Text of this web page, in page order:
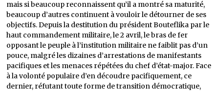
mais si beaucoup reconnaissent qu’il a montré sa maturité,
beaucoup d’autres continuent à vouloir le détourner de ses
objectifs. Depuis la destitution du président Bouteflika par le
haut commandement militaire, le 2 avril, le bras de fer
opposant le peuple à l’institution militaire ne faiblit pas d’un
pouce, malgré les dizaines d’arrestations de manifestants
pacifiques et les menaces répétées du chef d’état-major. Face
à la volonté populaire d’en découdre pacifiquement, ce
dernier, réfutant toute forme de transition démocratique,